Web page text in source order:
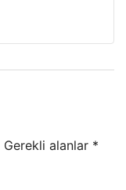
Gerekli alanlar *